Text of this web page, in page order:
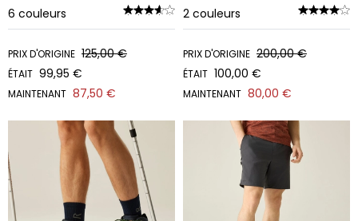
6 couleurs
PRIX D'ORIGINE 125,00 €
ÉTAIT 99,95 €
MAINTENANT 87,50 €
2 couleurs
PRIX D'ORIGINE 200,00 €
ÉTAIT 100,00 €
MAINTENANT 80,00 €